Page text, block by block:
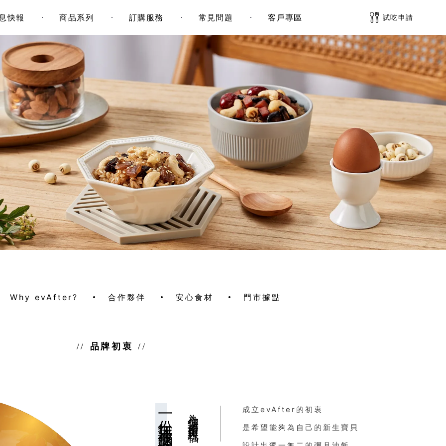
快報 商品系列 訂購服務 常見問題 客戶專區 試吃申請
Why evAfter? 合作夥伴 安心食材 門市據點
品牌初衷
一份無法被烹調的感動 為你傳遞希望與祝福
成立evAfter的初衷
是希望能夠為自己的新生寶貝